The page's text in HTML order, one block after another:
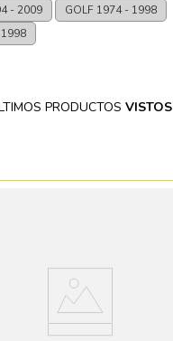
- 2009 GOLF 1974 - 1998
PRODUCTOS VISTOS